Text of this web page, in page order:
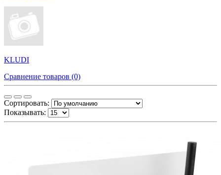
KLUDI
Сравнение товаров (0)
Сортировать:
Показывать: